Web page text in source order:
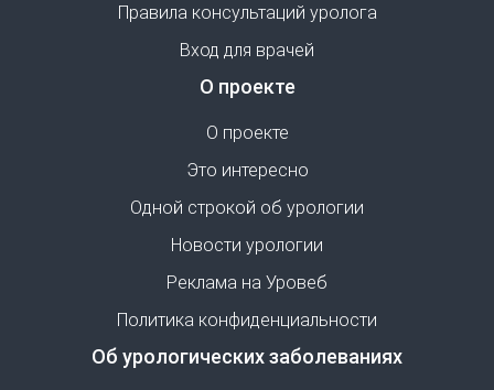
Правила консультаций уролога
Вход для врачей
О проекте
О проекте
Это интересно
Одной строкой об урологии
Новости урологии
Реклама на Уровеб
Политика конфиденциальности
Об урологических заболеваниях